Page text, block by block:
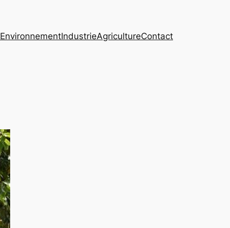
EnvironnementIndustrieAgricultureContact